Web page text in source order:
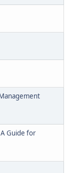
Guide for